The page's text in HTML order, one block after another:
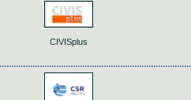
CIVISplus